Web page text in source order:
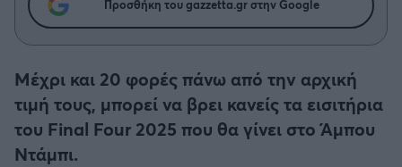
Κηφισιά
Προσθήκη του gazzetta.gr στην Google
Μέχρι και 20 φορές πάνω από την αρχική
τιμή τους, μπορεί να βρει κανείς τα εισιτήρια
του Final Four 2025 που θα γίνει στο Άμπου
Ντάμπι.